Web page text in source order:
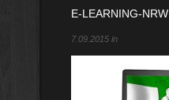
E-LEARNING-NRW
7.09.2015 in